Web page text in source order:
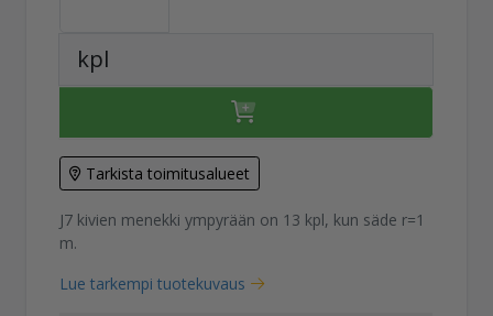
kpl
Tarkista toimitusalueet
J7 kivien menekki ympyrään on 13 kpl, kun säde r=1
m.
Lue tarkempi tuotekuvaus